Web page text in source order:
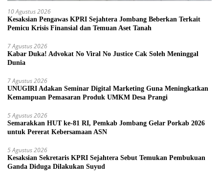
10 Agustus 2026
Kesaksian Pengawas KPRI Sejahtera Jombang Beberkan Terkait
Pemicu Krisis Finansial dan Temuan Aset Tanah
7 Agustus 2026
Kabar Duka! Advokat No Viral No Justice Cak Soleh Meninggal
Dunia
7 Agustus 2026
UNUGIRI Adakan Seminar Digital Marketing Guna Meningkatkan
Kemampuan Pemasaran Produk UMKM Desa Prangi
5 Agustus 2026
Semarakkan HUT ke-81 RI, Pemkab Jombang Gelar Porkab 2026
untuk Pererat Kebersamaan ASN
5 Agustus 2026
Kesaksian Sekretaris KPRI Sejahtera Sebut Temukan Pembukuan
Ganda Diduga Dilakukan Suyud